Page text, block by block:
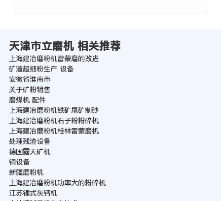
天津市立磨机 相关推荐
上海建冶磨粉机雷蒙磨的改进
矿渣超细粉生产 设备
安徽省淮南市
关于矿粉销售
磨煤机 配件
上海建冶磨粉机铁矿尾矿制砂
上海建冶磨粉机石子粉粉碎机
上海建冶磨粉机桂林雷蒙磨机
处理残渣设备
德国露天矿机
铜设备
新疆磨粉机
上海建冶磨粉机功率大的粉碎机
江苏锤式灰钙机